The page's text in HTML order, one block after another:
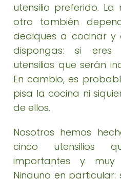
utensilio preferido.
otro también
dediques a cocinar y
dispongas: si eres
utensilios que serán
En cambio, es
pisa la cocina ni
de ellos.
Nosotros hemos
cinco utensilios
importantes y muy
Ninguno en particular: